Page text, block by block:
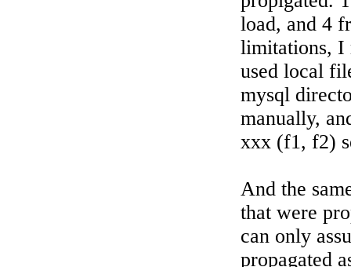
load, and 4
limitations, I
used local
mysql
manually,
xxx (f1, f2)
And the
that were
can only
propagated